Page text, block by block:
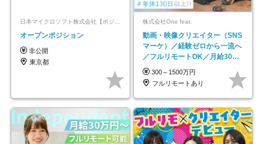
オープンポジション
非公開
東京都
株式会社One feat.
動画・映像クリエイター（SNS
マーケ）／経験ゼロから一流へ
／フルリモートOK／月給30万
円～／年休130日以上
300～1500万円
フルリモートあり